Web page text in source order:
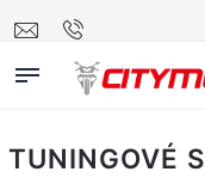
TUNINGOVÉ